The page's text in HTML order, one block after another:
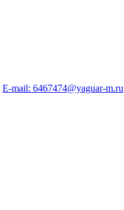
E-mail: 6467474@yaguar-m.ru